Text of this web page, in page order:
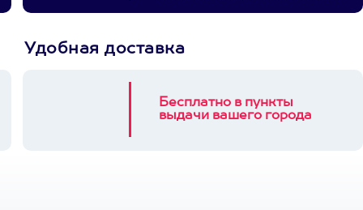
Удобная доставка
Бесплатно в пункты
выдачи вашего города